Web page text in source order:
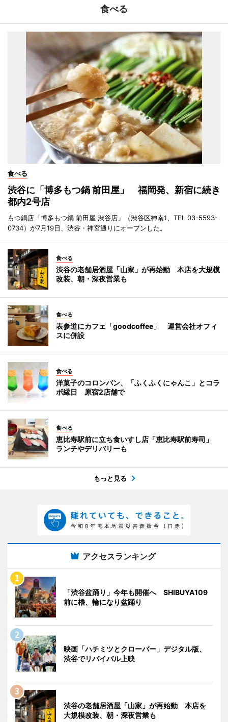
食べる
食べる
渋谷に「博多もつ鍋 前田屋」 福岡発、新宿に続き
都内2号店
もつ鍋店「博多もつ鍋 前田屋 渋谷店」（渋谷区神南1、TEL 03-5593-
0734）が7月19日、渋谷・神宮通りにオープンした。
食べる
渋谷の老舗居酒屋「山家」が再始動 本店を大規模
改装、朝・深夜営業も
食べる
表参道にカフェ「goodcoffee」 運営会社オフィ
スに併設
食べる
洋菓子のコロンバン、「ふくふくにゃんこ」とコラ
ボ縁日 原宿2店舗で
食べる
恵比寿駅前に立ち食いすし店「恵比寿駅前寿司」
ランチやデリバリーも
もっと見る
アクセスランキング
「渋谷盆踊り」今年も開催へ SHIBUYA109
前に櫓、輪になり盆踊り
映画「ハチミツとクローバー」デジタル版、
渋谷でリバイバル上映
渋谷の老舗居酒屋「山家」が再始動 本店を
大規模改装、朝・深夜営業も